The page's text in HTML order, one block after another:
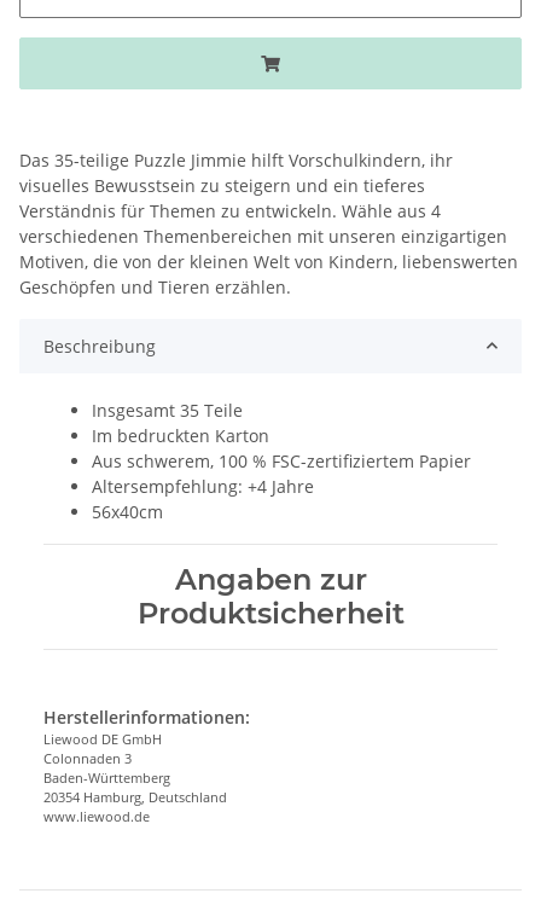
Das 35-teilige Puzzle Jimmie hilft Vorschulkindern, ihr
visuelles Bewusstsein zu steigern und ein tieferes
Verständnis für Themen zu entwickeln. Wähle aus 4
verschiedenen Themenbereichen mit unseren einzigartigen
Motiven, die von der kleinen Welt von Kindern, liebenswerten
Geschöpfen und Tieren erzählen.
Beschreibung
Insgesamt 35 Teile
Im bedruckten Karton
Aus schwerem, 100 % FSC-zertifiziertem Papier
Altersempfehlung: +4 Jahre
56x40cm
Angaben zur
Produktsicherheit
Herstellerinformationen:
Liewood DE GmbH
Colonnaden 3
Baden-Württemberg
20354 Hamburg, Deutschland
www.liewood.de